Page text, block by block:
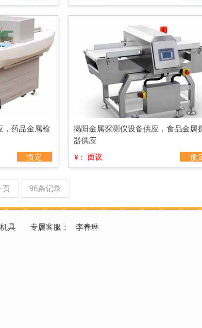
，药品金属检
预定
揭阳金属探测仪设备供应，食品金属
器供应
¥： 面议 预
页 96条记录
具 专属客服 ： 李春琳